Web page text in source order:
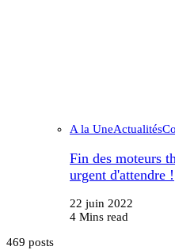
A la UneActualités
Fin des moteurs
urgent d'attendre !
22 juin 2022
4 Mins read
469 posts